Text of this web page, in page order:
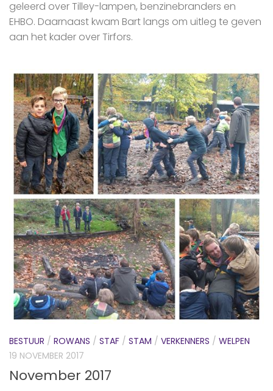
geleerd over Tilley-lampen, benzinebranders en
EHBO. Daarnaast kwam Bart langs om uitleg te geven
aan het kader over Tirfors.
BESTUUR / ROWANS / STAF / STAM / VERKENNERS / WELPEN
19 NOVEMBER 2017
November 2017